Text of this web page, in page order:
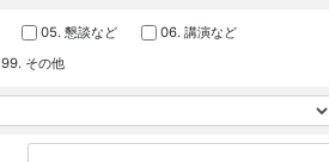
05. 懇談など
06. 講演など
99. その他